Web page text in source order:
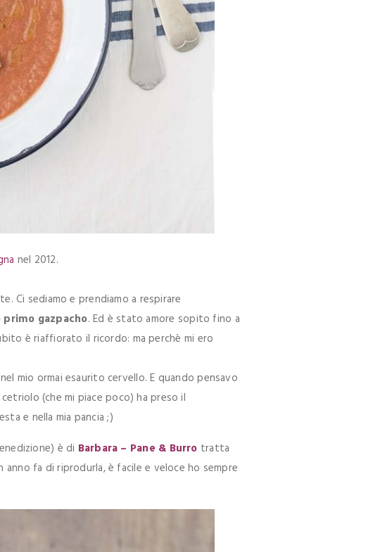
nel 2012.
Ci sediamo e prendiamo a respirare
primo gazpacho. Ed è stato amore sopito fino a
è riaffiorato il ricordo: ma perchè mi ero
mio ormai esaurito cervello. E quando pensavo
(che mi piace poco) ha preso il
e nella mia pancia ;)
è di Barbara – Pane & Burro tratta
anno fa di riprodurla, è facile e veloce ho sempre